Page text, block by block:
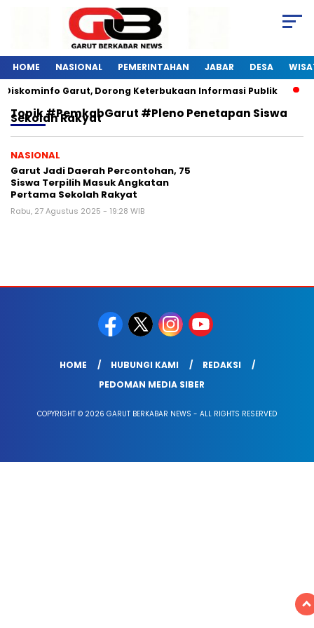
HOME NASIONAL PEMERINTAHAN JABAR DESA
Garut, Dorong Keterbukaan Informasi Publik
Topik#PemkabGarut #Pleno Penetapan Siswa
Sekolah Rakyat
NASIONAL
Garut Jadi Daerah Percontohan, 75
Siswa Terpilih Masuk Angkatan
Pertama Sekolah Rakyat
Rabu, 27 Agustus 2025 - 19:28 WIB
HOME HUBUNGI KAMI
REDAKSI
PEDOMAN MEDIA SIBER
COPYRIGHT © 2026 GARUT BERKABAR NEWS - ALL RIGHTS RESERVED